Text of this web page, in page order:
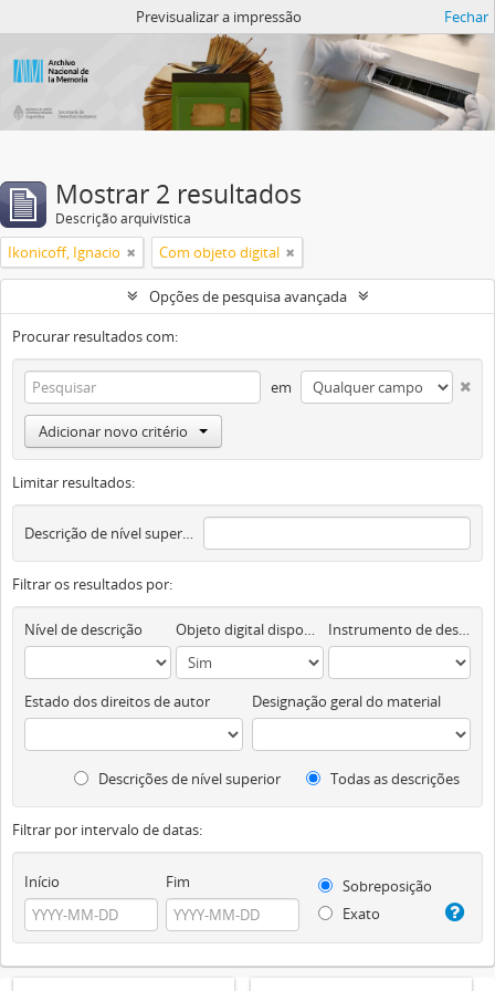
Previsualizar a impressão Fechar
Mostrar 2 resultados
Descrição arquivística
Ikonicoff, Ignacio Com objeto digital
Opções de pesquisa avançada
Procurar resultados com:
em
Adicionar novo critério
Limitar resultados:
Descrição de nível superior
Filtrar os resultados por:
Nível de descrição Objeto digital disponível Instrumento de descrição documental
Estado dos direitos de autor Designação geral do material
Descrições de nível superior Todas as descrições
Filtrar por intervalo de datas:
Início Fim
Sobreposição
Exato